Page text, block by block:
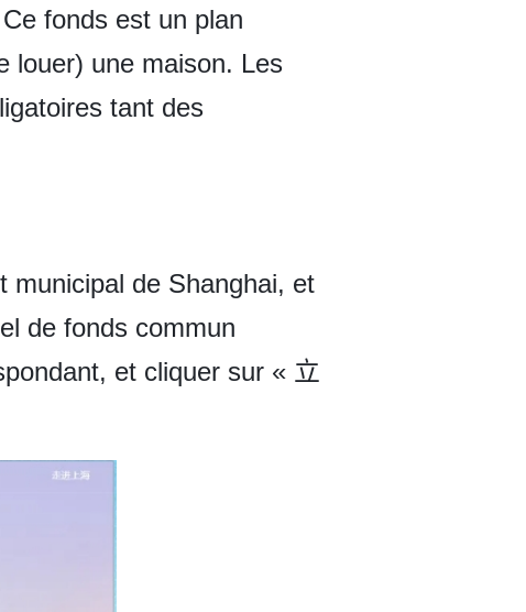
fonds est un plan
louer) une maison. Les
tant des
municipal de Shanghai, et
de fonds commun
et cliquer sur « 立